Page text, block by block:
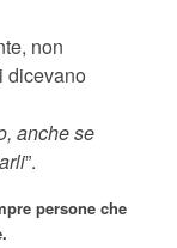
non
dicevano
anche se
”.
persone che